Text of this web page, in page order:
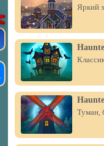
Яркий
Туман,